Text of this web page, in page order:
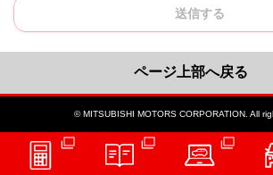
送信する
ページ上部へ戻る
© MITSUBISHI MOTORS CORPORATION. All